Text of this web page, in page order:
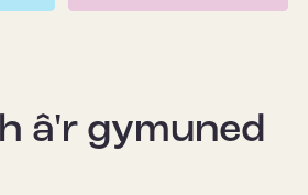
â'r gymuned